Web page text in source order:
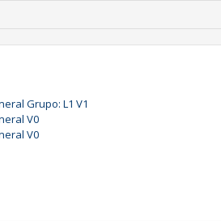
Grupo: L1 V1
V0
V0